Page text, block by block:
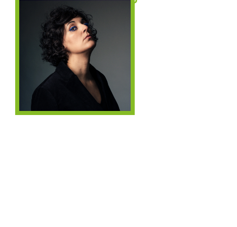
20H00
D. LINX, G. DE
CHASSY, M.
PASTORINO